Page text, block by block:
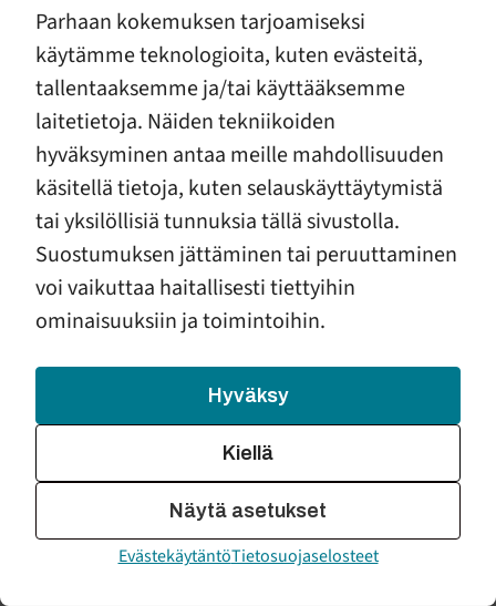
Parhaan kokemuksen tarjoamiseksi
käytämme teknologioita, kuten evästeitä,
tallentaaksemme ja/tai käyttääksemme
laitetietoja. Näiden tekniikoiden
hyväksyminen antaa meille mahdollisuuden
käsitellä tietoja, kuten selauskäyttäytymistä
tai yksilöllisiä tunnuksia tällä sivustolla.
Suostumuksen jättäminen tai peruuttaminen
voi vaikuttaa haitallisesti tiettyihin
ominaisuuksiin ja toimintoihin.
Hyväksy
Kiellä
Näytä asetukset
EvästekäytäntöTietosuojaselosteet
Sari Laaksonen
kehitysjohtaja
+358 40 746 9984
sari.laaksonen@etkl.fi
arviointi- ja palautejärjestelmät, laatujärjestelmä,
kehittämishankkeiden tuki, ETKL-akatemia, yhdistysten
johdon tuki, kotimaiset ja kansainväliset verkostot
Johtoryhmä
ENSI- JA
TURVAKOTIEN
LIITTO